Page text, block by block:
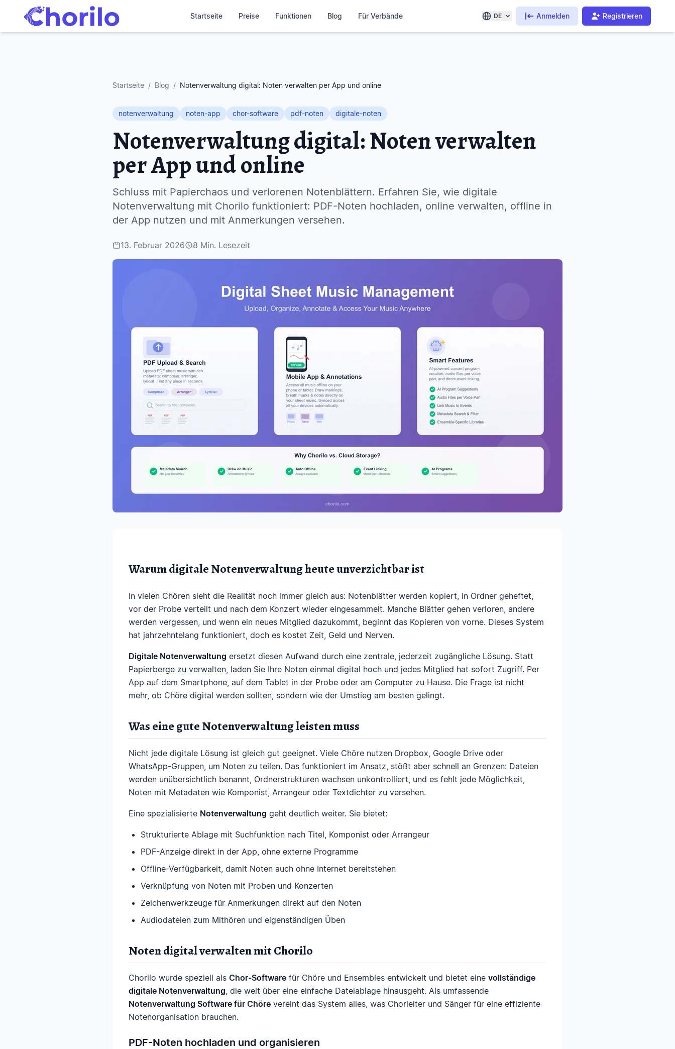
Startseite Preise Funktionen Blog Für Verbände DE Anmelden Registrieren
Startseite / Blog / Notenverwaltung digital: Noten verwalten per App und online
notenverwaltung noten-app chor-software pdf-noten digitale-noten
Notenverwaltung digital: Noten verwalten
per App und online
Schluss mit Papierchaos und verlorenen Notenblättern. Erfahren Sie, wie digitale
Notenverwaltung mit Chorilo funktioniert: PDF-Noten hochladen, online verwalten, offline in
der App nutzen und mit Anmerkungen versehen.
13. Februar 2026 8 Min. Lesezeit
Warum digitale Notenverwaltung heute unverzichtbar ist
In vielen Chören sieht die Realität noch immer gleich aus: Notenblätter werden kopiert, in Ordner geheftet,
vor der Probe verteilt und nach dem Konzert wieder eingesammelt. Manche Blätter gehen verloren, andere
werden vergessen, und wenn ein neues Mitglied dazukommt, beginnt das Kopieren von vorne. Dieses System
hat jahrzehntelang funktioniert, doch es kostet Zeit, Geld und Nerven.
Digitale Notenverwaltung ersetzt diesen Aufwand durch eine zentrale, jederzeit zugängliche Lösung. Statt
Papierberge zu verwalten, laden Sie Ihre Noten einmal digital hoch und jedes Mitglied hat sofort Zugriff. Per
App auf dem Smartphone, auf dem Tablet in der Probe oder am Computer zu Hause. Die Frage ist nicht
mehr, ob Chöre digital werden sollten, sondern wie der Umstieg am besten gelingt.
Was eine gute Notenverwaltung leisten muss
Nicht jede digitale Lösung ist gleich gut geeignet. Viele Chöre nutzen Dropbox, Google Drive oder
WhatsApp-Gruppen, um Noten zu teilen. Das funktioniert im Ansatz, stößt aber schnell an Grenzen: Dateien
werden unübersichtlich benannt, Ordnerstrukturen wachsen unkontrolliert, und es fehlt jede Möglichkeit,
Noten mit Metadaten wie Komponist, Arrangeur oder Textdichter zu versehen.
Eine spezialisierte Notenverwaltung geht deutlich weiter. Sie bietet:
Strukturierte Ablage mit Suchfunktion nach Titel, Komponist oder Arrangeur
PDF-Anzeige direkt in der App, ohne externe Programme
Offline-Verfügbarkeit, damit Noten auch ohne Internet bereitstehen
Verknüpfung von Noten mit Proben und Konzerten
Zeichenwerkzeuge für Anmerkungen direkt auf den Noten
Audiodateien zum Mithören und eigenständigen Üben
Noten digital verwalten mit Chorilo
Chorilo wurde speziell als Chor-Software für Chöre und Ensembles entwickelt und bietet eine vollständige
digitale Notenverwaltung, die weit über eine einfache Dateiablage hinausgeht. Als umfassende
Notenverwaltung Software für Chöre vereint das System alles, was Chorleiter und Sänger für eine effiziente
Notenorganisation brauchen.
PDF-Noten hochladen und organisieren